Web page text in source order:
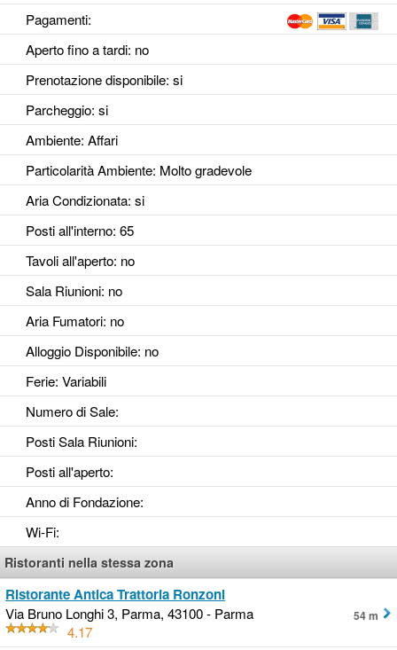
Pagamenti:
Aperto fino a tardi: no
Prenotazione disponibile: si
Parcheggio: si
Ambiente: Affari
Particolarità Ambiente: Molto gradevole
Aria Condizionata: si
Posti all'interno: 65
Tavoli all'aperto: no
Sala Riunioni: no
Aria Fumatori: no
Alloggio Disponibile: no
Ferie: Variabili
Numero di Sale:
Posti Sala Riunioni:
Posti all'aperto:
Anno di Fondazione:
Wi-Fi:
Ristoranti nella stessa zona
Ristorante Antica Trattoria Ronzoni
Via Bruno Longhi 3, Parma, 43100 - Parma
4.17
54 m